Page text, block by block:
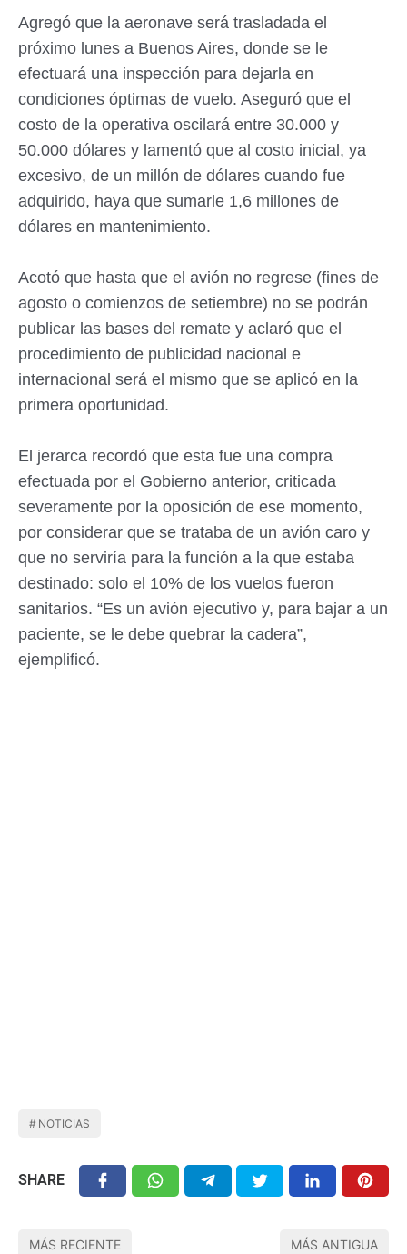
Agregó que la aeronave será trasladada el
próximo lunes a Buenos Aires, donde se le
efectuará una inspección para dejarla en
condiciones óptimas de vuelo. Aseguró que el
costo de la operativa oscilará entre 30.000 y
50.000 dólares y lamentó que al costo inicial, ya
excesivo, de un millón de dólares cuando fue
adquirido, haya que sumarle 1,6 millones de
dólares en mantenimiento.
Acotó que hasta que el avión no regrese (fines de
agosto o comienzos de setiembre) no se podrán
publicar las bases del remate y aclaró que el
procedimiento de publicidad nacional e
internacional será el mismo que se aplicó en la
primera oportunidad.
El jerarca recordó que esta fue una compra
efectuada por el Gobierno anterior, criticada
severamente por la oposición de ese momento,
por considerar que se trataba de un avión caro y
que no serviría para la función a la que estaba
destinado: solo el 10% de los vuelos fueron
sanitarios. “Es un avión ejecutivo y, para bajar a un
paciente, se le debe quebrar la cadera”,
ejemplificó.
NOTICIAS
SHARE
MÁS RECIENTE MÁS ANTIGUA